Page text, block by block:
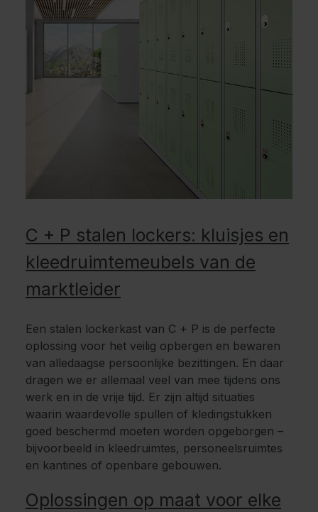
C + P stalen lockers: kluisjes en
kleedruimtemeubels van de
marktleider
Een stalen lockerkast van C + P is de perfecte
oplossing voor het veilig opbergen en bewaren
van alledaagse persoonlijke bezittingen. En daar
dragen we er allemaal veel van mee tijdens ons
werk en in de vrije tijd. Er zijn altijd situaties
waarin waardevolle spullen of kledingstukken
goed beschermd moeten worden opgeborgen –
bijvoorbeeld in kleedruimtes, personeelsruimtes
en kantines of openbare gebouwen.
Oplossingen op maat voor elke